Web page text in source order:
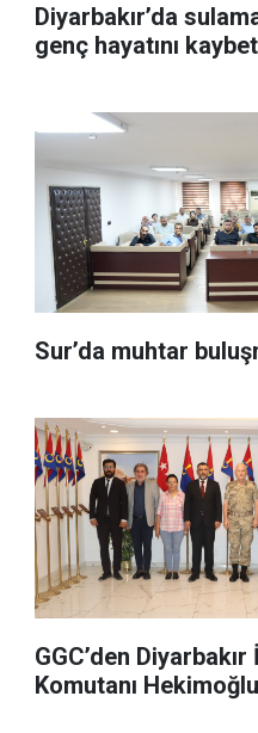
Diyarbakır’da
genç hayatını
Sur’da muhtar
GGC’den
Komutanı